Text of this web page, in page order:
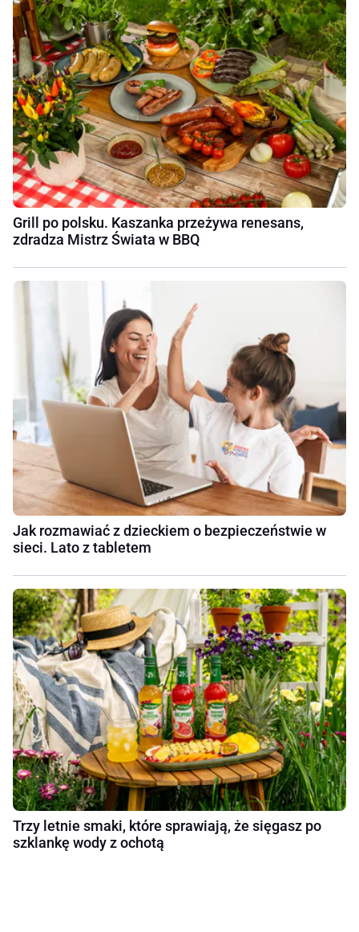
Grill po polsku. Kaszanka przeżywa renesans,
zdradza Mistrz Świata w BBQ
Jak rozmawiać z dzieckiem o bezpieczeństwie w
sieci. Lato z tabletem
Trzy letnie smaki, które sprawiają, że sięgasz po
szklankę wody z ochotą